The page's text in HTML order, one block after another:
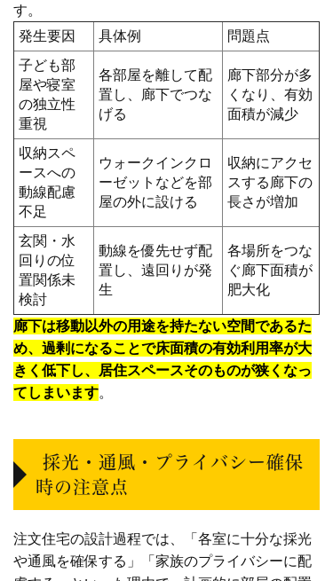
す。
発生要因
具体例
問題点
子ども部
屋や寝室
の独立性
重視
各部屋を離して配
置し、廊下でつな
げる
廊下部分が多
くなり、有効
面積が減少
収納スペ
ースへの
動線配慮
不足
ウォークインクロ
ーゼットなどを部
屋の外に設ける
収納にアクセ
スする廊下の
長さが増加
玄関・水
回りの位
置関係未
検討
動線を優先せず配
置し、遠回りが発
生
各場所をつな
ぐ廊下面積が
肥大化
廊下は移動以外の用途を持たない空間であるた
め、過剰になることで床面積の有効利用率が大
きく低下し、居住スペースそのものが狭くなっ
てしまいます。
採光・通風・プライバシー確保
時の注意点
注文住宅の設計過程では、「各室に十分な採光
や通風を確保する」「家族のプライバシーに配